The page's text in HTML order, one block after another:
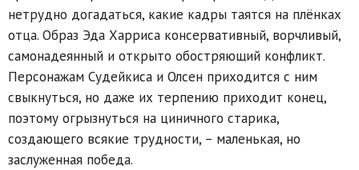
нетрудно догадаться, какие кадры таятся на плёнках
отца. Образ Эда Харриса консервативный, ворчливый,
самонадеянный и открыто обостряющий конфликт.
Персонажам Судейкиса и Олсен приходится с ним
свыкнуться, но даже их терпению приходит конец,
поэтому огрызнуться на циничного старика,
создающего всякие трудности, – маленькая, но
заслуженная победа.